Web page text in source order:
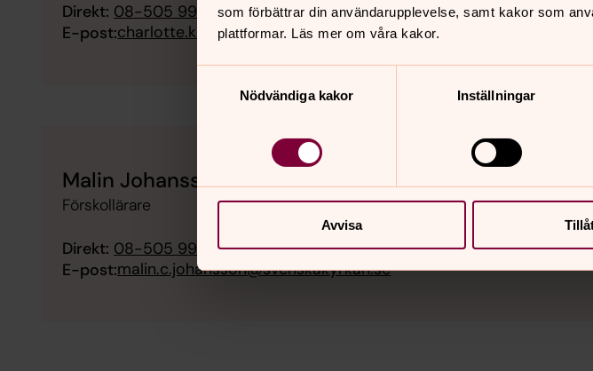
som förbättrar din användarupplevelse, samt kakor som
plattformar. Läs mer om våra kakor.
Nödvändiga kakor
Inställningar
Avvisa
Direkt: 08-505 991 13
E-post:charlotte.kihlberg@svenskakyrkan.se
Malin Johansson
Förskollärare
Direkt: 08-505 990 75
E-post:malin.c.johansson@svenskakyrkan.se